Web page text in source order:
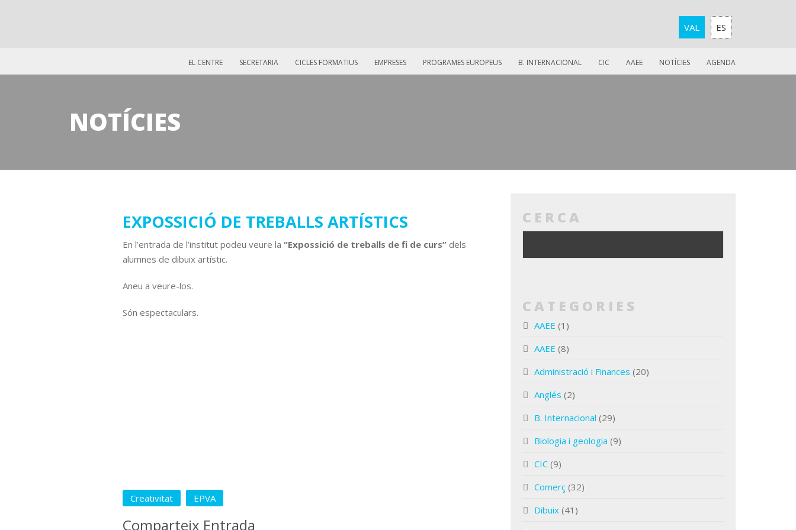
VAL ES
EL CENTRE SECRETARIA CICLES FORMATIUS EMPRESES PROGRAMES EUROPEUS B. INTERNACIONAL CIC AAEE NOTÍCIES AGENDA
NOTÍCIES
EXPOSSICIÓ DE TREBALLS ARTÍSTICS
En l’entrada de l’institut podeu veure la “Expossició de treballs de fi de curs” dels
alumnes de dibuix artístic.
Aneu a veure-los.
Són espectaculars.
Creativitat EPVA
Comparteix Entrada
CERCA
CATEGORIES
AAEE (1)
AAEE (8)
Administració i Finances (20)
Anglés (2)
B. Internacional (29)
Biologia i geologia (9)
CIC (9)
Comerç (32)
Dibuix (41)